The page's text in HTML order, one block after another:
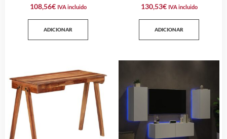
108,56€ IVA incluido
ADICIONAR
130,53€ IVA incluido
ADICIONAR